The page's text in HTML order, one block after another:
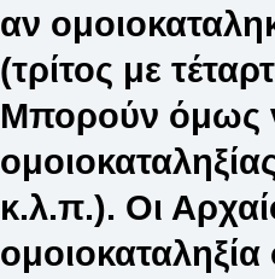
αν
(τρίτος με
Μπορούν όμως
κ.λ.π.). Οι